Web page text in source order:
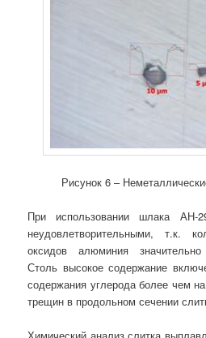
Рисунок 6 –
При использовании шлака АН-
неудовлетворительными, т.к.
оксидов алюминия
Столь высокое содержание
содержания углерода более чем
трещин в продольном сечении